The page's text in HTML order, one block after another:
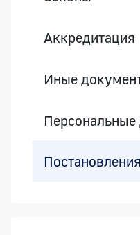
Аккредитация
Иные
Постановления